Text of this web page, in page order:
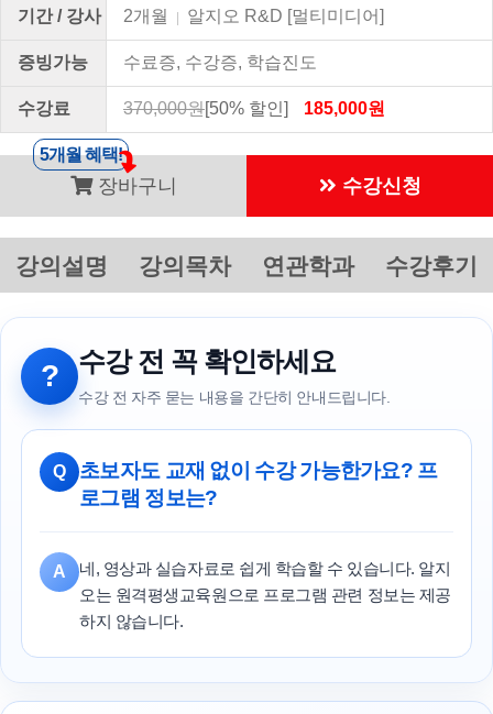
기간 / 강사 2개월 | 알지오 R&D [멀티미디어]
증빙가능 수료증, 수강증, 학습진도
수강료 370,000원[50% 할인] 185,000원
장바구니 수강신청
5개월 혜택!
강의설명 강의목차 연관학과 수강후기
? 수강 전 꼭 확인하세요
수강 전 자주 묻는 내용을 간단히 안내드립니다.
Q
초보자도 교재 없이 수강 가능한가요? 프
로그램 정보는?
A
네, 영상과 실습자료로 쉽게 학습할 수 있습니다. 알지
오는 원격평생교육원으로 프로그램 관련 정보는 제공
하지 않습니다.